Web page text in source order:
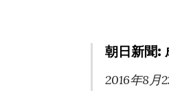
朝日新聞:
2016年8月